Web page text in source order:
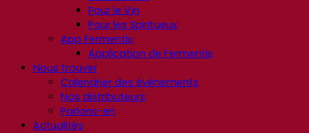
Pour le Vin
Pour les Spiritueux
App Fermentis
Application de Fermentis
Nous trouver
Calendrier des événements
Nos distributeurs
Parlons-en
Actualités